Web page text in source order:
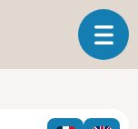
T
o
l